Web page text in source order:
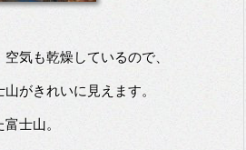
気も乾燥しているので、
がきれいに見えます。
士山。